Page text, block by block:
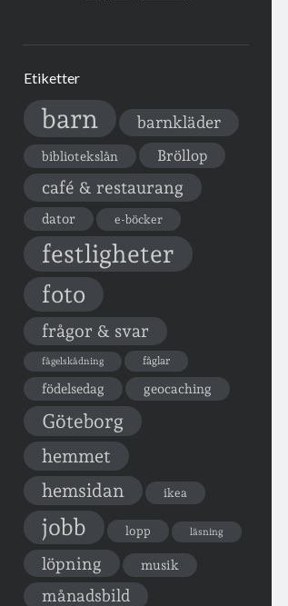
Etiketter
barn barnkläder
bibliotekslån Bröllop
café & restaurang
dator e-böcker
festligheter
foto
frågor & svar
fågelskådning fåglar
födelsedag geocaching
Göteborg
hemmet
hemsidan
ikea
jobb lopp läsning
löpning musik
månadsbild